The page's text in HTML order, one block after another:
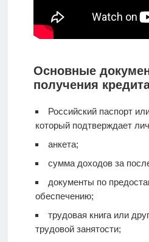
Основные
получения
Российский паспорт
который подтверждает
анкета;
сумма доходов за
документы по
обеспечению;
трудовая книга или
трудовой занятости;